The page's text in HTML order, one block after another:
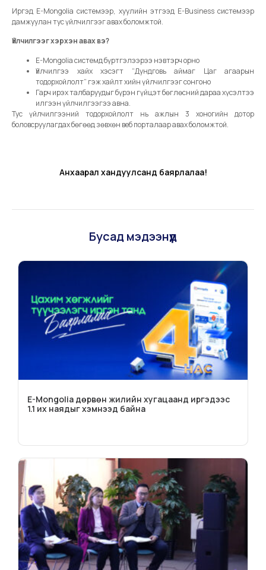
Иргэд E-Mongolia системээр, хуулийн этгээд E-Business системээр
дамжуулан тус үйлчилгээг авах боломжтой.
Үйлчилгээг хэрхэн авах вэ?
E-Mongolia системд бүртгэлээрээ нэвтэрч орно
Үйлчилгээ хайх хэсэгт “Дундговь аймаг Цаг агаарын
тодорхойлолт” гэж хайлт хийн үйлчилгээг сонгоно
Гарч ирэх талбаруудыг бүрэн гүйцэт бөглөсний дараа хүсэлтээ
илгээн үйлчилгээгээ авна.
Тус үйлчилгээний тодорхойлолт нь ажлын 3 хоногийн дотор
боловсруулагдах бөгөөд зөвхөн веб порталаар авах боломжтой.
Анхаарал хандуулсанд баярлалаа!
Бусад мэдээнүүд
E-Mongolia дөрвөн жилийн хугацаанд иргэдээс
1.1 их наядыг хэмнээд байна